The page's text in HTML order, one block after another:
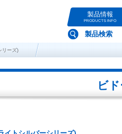
製品情報
PRODUCTS INFO
製品検索
リーズ)
ビ